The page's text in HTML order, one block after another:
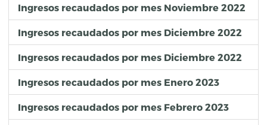
Ingresos recaudados por mes Noviembre 2022
Ingresos recaudados por mes Diciembre 2022
Ingresos recaudados por mes Diciembre 2022
Ingresos recaudados por mes Enero 2023
Ingresos recaudados por mes Febrero 2023